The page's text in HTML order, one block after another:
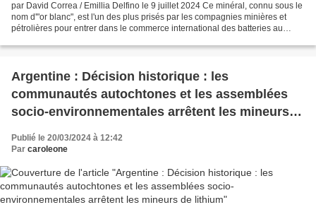
par David Correa / Emillia Delfino le 9 juillet 2024 Ce minéral, connu sous le
nom d'"or blanc", est l'un des plus prisés par les compagnies minières et
pétrolières pour entrer dans le commerce international des batteries au
Argentine : Décision historique : les
communautés autochtones et les assemblées
socio-environnementales arrêtent les mineurs
de lithium
Publié le 20/03/2024 à 12:42
Par caroleone